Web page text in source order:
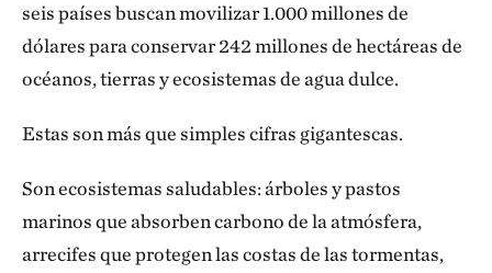
seis países buscan movilizar 1.000 millones de
dólares para conservar 242 millones de hectáreas de
océanos, tierras y ecosistemas de agua dulce.
Estas son más que simples cifras gigantescas.
Son ecosistemas saludables: árboles y pastos
marinos que absorben carbono de la atmósfera,
arrecifes que protegen las costas de las tormentas,